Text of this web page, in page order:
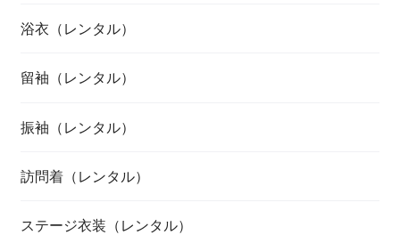
浴衣（レンタル）
留袖（レンタル）
振袖（レンタル）
訪問着（レンタル）
ステージ衣装（レンタル）